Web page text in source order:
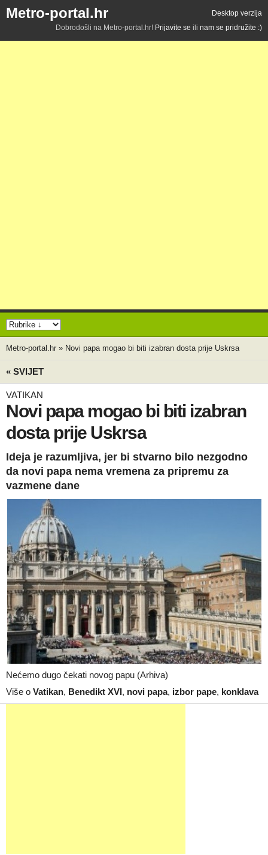
Metro-portal.hr
Desktop verzija
Dobrodošli na Metro-portal.hr! Prijavite se ili nam se pridružite :)
Metro-portal.hr » Novi papa mogao bi biti izabran dosta prije Uskrsa
« SVIJET
VATIKAN
Novi papa mogao bi biti izabran
dosta prije Uskrsa
Ideja je razumljiva, jer bi stvarno bilo nezgodno
da novi papa nema vremena za pripremu za
vazmene dane
Nećemo dugo čekati novog papu (Arhiva)
Više o Vatikan, Benedikt XVI, novi papa, izbor pape, konklava